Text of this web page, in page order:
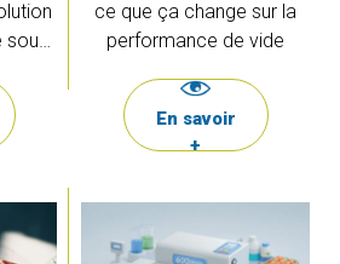
ce que ça change sur la
performance de vide
En savoir
+